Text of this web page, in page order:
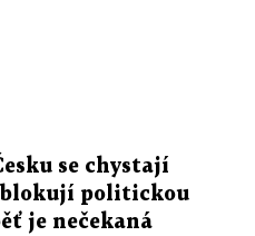
se chystají
blokují politickou
je nečekaná